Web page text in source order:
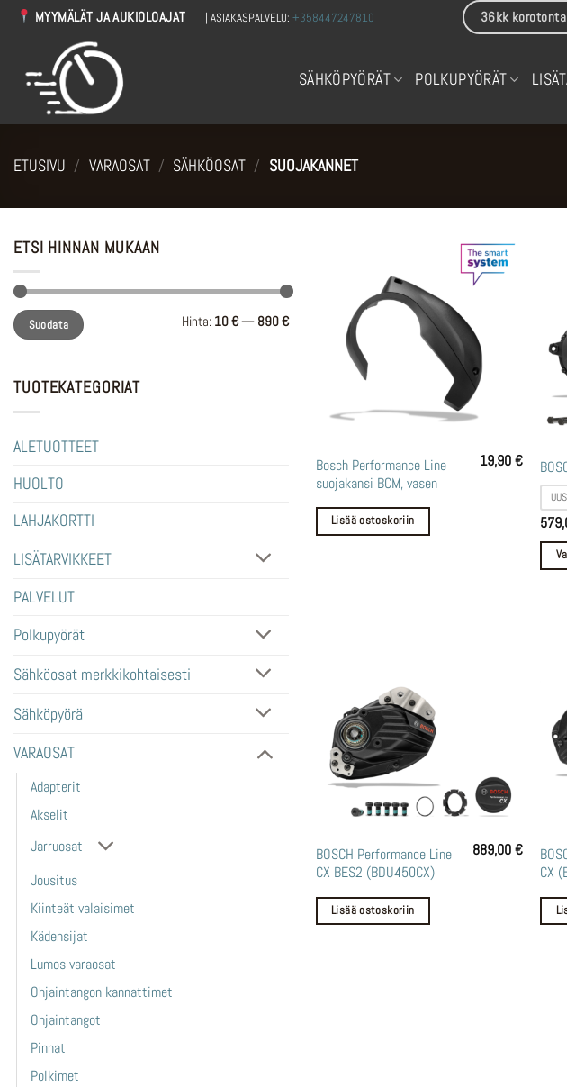
Skip
MYYMÄLÄT JA AUKIOLOAJAT | ASIAKASPALVELU:+358447247810 36kk
SÄHKÖPYÖRÄT POLKUPYÖRÄT
ETUSIVU / VARAOSAT / SÄHKÖOSAT / SUOJAKANNET
ETSI HINNAN MUKAAN
Minimihinta
Maksimihinta
Suodata Hinta: 10 €— 890 €
TUOTEKATEGORIAT
ALETUOTTEET
HUOLTO
LAHJAKORTTI
LISÄTARVIKKEET
PALVELUT
Polkupyörät
Sähköosat merkkikohtaisesti
Sähköpyörä
VARAOSAT
Adapterit
Akselit
Jarruosat
Jousitus
Kiinteät valaisimet
Kädensijat
Lumos varaosat
Ohjaintangon kannattimet
Ohjaintangot
Pinnat
Polkimet
Bosch Performance Line
suojakansi BCM, vasen
19,90€
Lisää ostoskoriin
Tällä
on
BOSCH Performance Line
CX BES2 (BDU450CX)
889,00€
Lisää ostoskoriin
CX